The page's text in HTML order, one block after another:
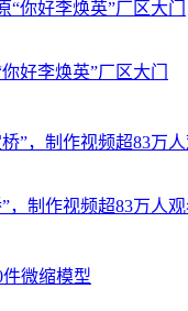
好李焕英”厂区大门
，制作视频超83万人